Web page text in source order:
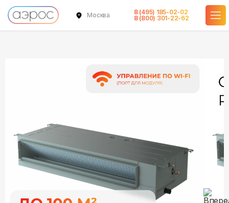
Москва
8 (495) 185-02-02
8 (800) 301-22-62
в наличии
в наличии